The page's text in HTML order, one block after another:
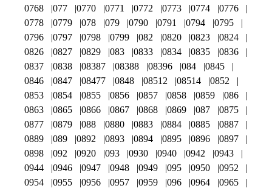
0768
077 0770 0771 0772 0773 0774
0776
0778
0779 078 079 0790 0791 0794
0795
0796
0797 0798 0799 082 0820 0823
0824
0826
0827 0829 083 0833 0834 0835
0836
0837
0838 08387 08388 08396 084
0845
0846
0847 08477 0848 08512 08514
0852
0853
0854 0855 0856 0857 0858 0859
086
0863
0865 0866 0867 0868 0869 087
0875
0877
0879 088 0880 0883 0884 0885
0887
0889
089 0892 0893 0894 0895 0896
0897
0898
092 0920 093 0930 0940 0942
0943
0944
0946 0947 0948 0949 095 0950
0952
0954
0955 0956 0957 0959 096 0964
0965